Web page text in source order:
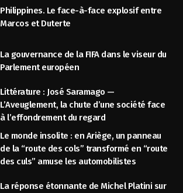
Philippines. Le face-à-face explosif entre
Marcos et Duterte
La gouvernance de la FIFA dans le viseur du
Parlement européen
Littérature : José Saramago —
L’Aveuglement, la chute d’une société face
à l’effondrement du regard
Le monde insolite : en Ariège, un panneau
de la “route des cols” transformé en “route
des culs” amuse les automobilistes
La réponse étonnante de Michel Platini sur